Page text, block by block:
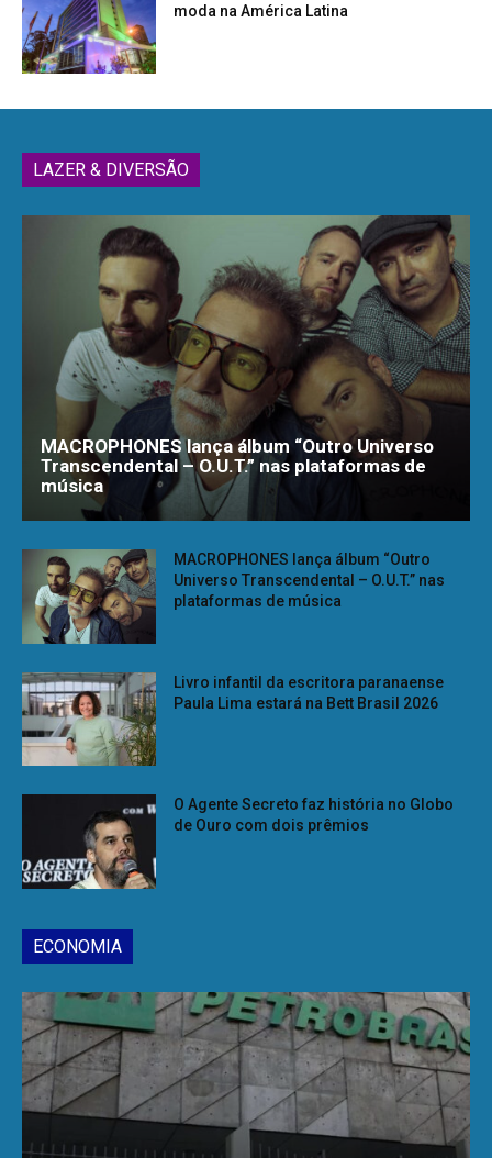
moda na América Latina
LAZER & DIVERSÃO
MACROPHONES lança álbum “Outro Universo
Transcendental – O.U.T.” nas plataformas de
música
MACROPHONES lança álbum “Outro
Universo Transcendental – O.U.T.” nas
plataformas de música
Livro infantil da escritora paranaense
Paula Lima estará na Bett Brasil 2026
O Agente Secreto faz história no Globo
de Ouro com dois prêmios
ECONOMIA